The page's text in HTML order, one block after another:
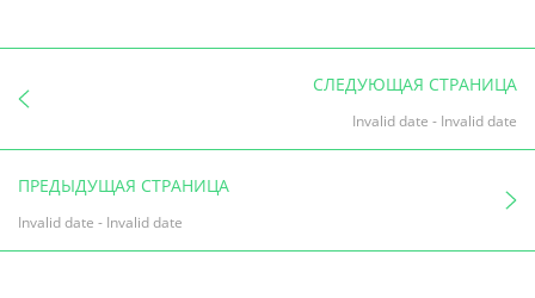
СЛЕДУЮЩАЯ СТРАНИЦА
Invalid date - Invalid date
ПРЕДЫДУЩАЯ СТРАНИЦА
Invalid date - Invalid date